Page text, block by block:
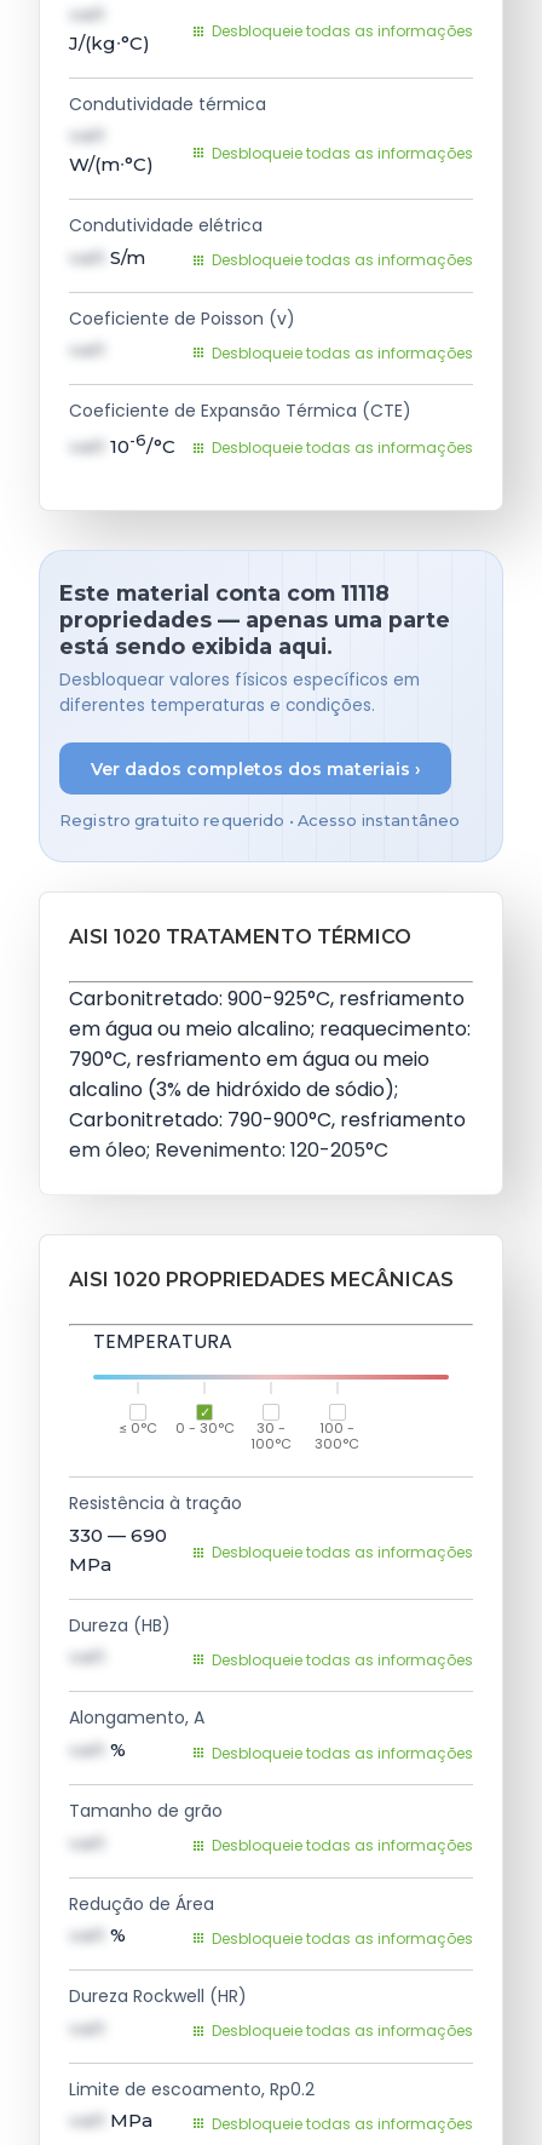
val1
J/(kg∙°C)
Desbloqueie todas as informações
Condutividade térmica
val1
W/(m∙°C)
Desbloqueie todas as informações
Condutividade elétrica
val1 S/m Desbloqueie todas as informações
Coeficiente de Poisson (v)
val1 Desbloqueie todas as informações
Coeficiente de Expansão Térmica (CTE)
val1 10-6/°C Desbloqueie todas as informações
Este material conta com 11118
propriedades — apenas uma parte
está sendo exibida aqui.
Desbloquear valores físicos específicos em
diferentes temperaturas e condições.
Ver dados completos dos materiais ›
Registro gratuito requerido • Acesso instantâneo
AISI 1020 TRATAMENTO TÉRMICO
Carbonitretado: 900-925°C, resfriamento
em água ou meio alcalino; reaquecimento:
790°C, resfriamento em água ou meio
alcalino (3% de hidróxido de sódio);
Carbonitretado: 790-900°C, resfriamento
em óleo; Revenimento: 120-205°C
AISI 1020 PROPRIEDADES MECÂNICAS
TEMPERATURA
≤ 0°C 0 - 30°C
30 -
100°C
100 -
300°C
Resistência à tração
330 — 690
MPa
Desbloqueie todas as informações
Dureza (HB)
val1 Desbloqueie todas as informações
Alongamento, A
val1 % Desbloqueie todas as informações
Tamanho de grão
val1 Desbloqueie todas as informações
Redução de Área
val1 % Desbloqueie todas as informações
Dureza Rockwell (HR)
val1 Desbloqueie todas as informações
Limite de escoamento, Rp0.2
val1 MPa Desbloqueie todas as informações